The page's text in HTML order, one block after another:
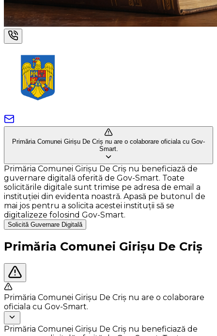
Primăria Comunei Girișu De Criș nu are o colaborare oficiala cu Gov-
Smart.
Primăria Comunei Girișu De Criș nu beneficiază de
guvernare digitală oferită de Gov-Smart. Toate
solicitările digitale sunt trimise pe adresa de email a
instituției din evidenta noastră. Apasă pe butonul de
mai jos pentru a solicita acestei instituții să se
digitalizeze folosind Gov-Smart.
Solicită Guvernare Digitală
Primăria Comunei Girișu De Criș
Primăria Comunei Girișu De Criș nu are o colaborare
oficiala cu Gov-Smart.
Primăria Comunei Girișu De Criș nu beneficiază de